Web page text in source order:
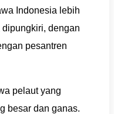
Indonesia lebih
dengan
pesantren
pelaut yang
besar dan ganas.